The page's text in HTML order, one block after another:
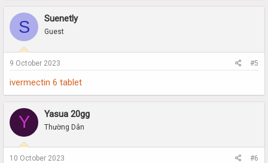
S Suenetly
Guest
9 October 2023 #5
ivermectin 6 tablet
Y Yasua 20gg
Thường Dân
10 October 2023 #6